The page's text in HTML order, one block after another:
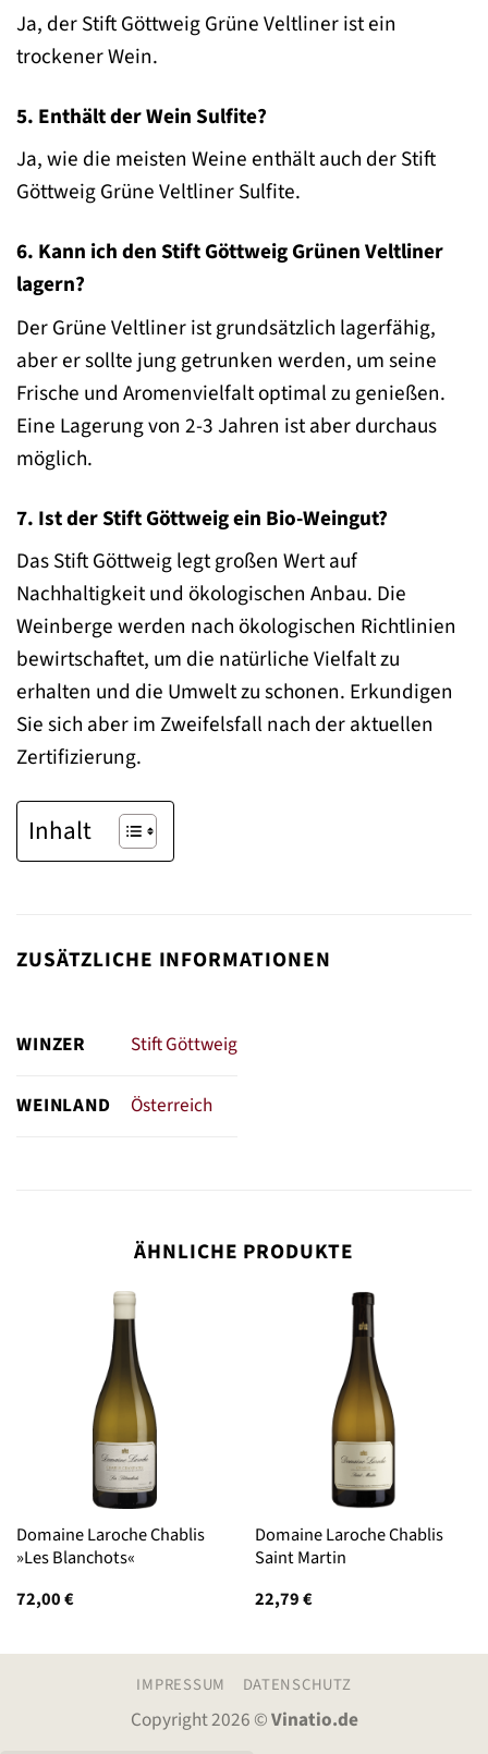
Ja, der Stift Göttweig Grüne Veltliner ist ein
trockener Wein.
5. Enthält der Wein Sulfite?
Ja, wie die meisten Weine enthält auch der Stift
Göttweig Grüne Veltliner Sulfite.
6. Kann ich den Stift Göttweig Grünen Veltliner
lagern?
Der Grüne Veltliner ist grundsätzlich lagerfähig,
aber er sollte jung getrunken werden, um seine
Frische und Aromenvielfalt optimal zu genießen.
Eine Lagerung von 2-3 Jahren ist aber durchaus
möglich.
7. Ist der Stift Göttweig ein Bio-Weingut?
Das Stift Göttweig legt großen Wert auf
Nachhaltigkeit und ökologischen Anbau. Die
Weinberge werden nach ökologischen Richtlinien
bewirtschaftet, um die natürliche Vielfalt zu
erhalten und die Umwelt zu schonen. Erkundigen
Sie sich aber im Zweifelsfall nach der aktuellen
Zertifizierung.
Inhalt
ZUSÄTZLICHE INFORMATIONEN
WINZER Stift Göttweig
WEINLAND Österreich
ÄHNLICHE PRODUKTE
Domaine Laroche Chablis
»Les Blanchots«
72,00€
Domaine Laroche Chablis
Saint Martin
22,79€
IMPRESSUM DATENSCHUTZ
Copyright 2026 ©Vinatio.de